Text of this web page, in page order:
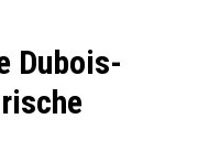
Dubois-